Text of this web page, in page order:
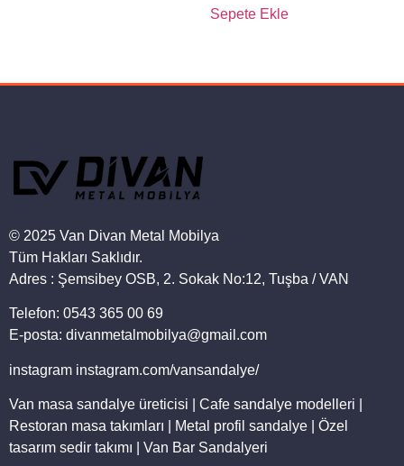
Sepete Ekle
© 2025 Van Divan Metal Mobilya
Tüm Hakları Saklıdır.
Adres : Şemsibey OSB, 2. Sokak No:12, Tuşba / VAN
Telefon: 0543 365 00 69
E-posta: divanmetalmobilya@gmail.com
instagram instagram.com/vansandalye/
Van masa sandalye üreticisi | Cafe sandalye modelleri |
Restoran masa takımları | Metal profil sandalye | Özel
tasarım sedir takımı | Van Bar Sandalyeri